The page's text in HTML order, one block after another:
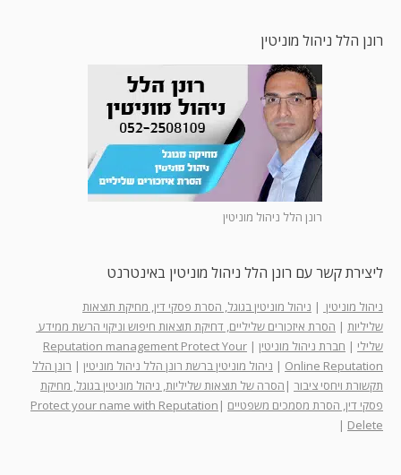
רונן הלל ניהול מוניטין
רונן הלל ניהול מוניטין
ליצירת קשר עם רונן הלל ניהול מוניטין באינטרנט
ניהול מוניטין | ניהול מוניטין בגוגל, הסרת פסקי דין, מחיקת תוצאות
שליליות | הסרת איזכורים שליליים, דחיקת תוצאות חיפוש וניקוי הרשת ממידע
שלילי | חברת ניהול מוניטין |
Reputation management Protect Your
Online Reputation
| ניהול מוניטין ברשת רונן הלל ניהול מוניטין | רונן הלל
תקשורת ויחסי ציבור | הסרה של תוצאות שליליות, ניהול מוניטין בגוגל, מחיקת
פסקי דין, הסרת מסמכים משפטיים |
Protect your name with Reputation
Delete
|